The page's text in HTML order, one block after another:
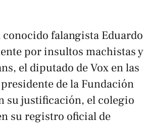
falangista Eduardo
por insultos machistas y
el diputado de Vox en las
de la Fundación
su justificación, el colegio
su registro oficial de